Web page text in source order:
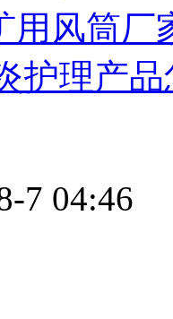
用风筒厂
护理产
7 04:46